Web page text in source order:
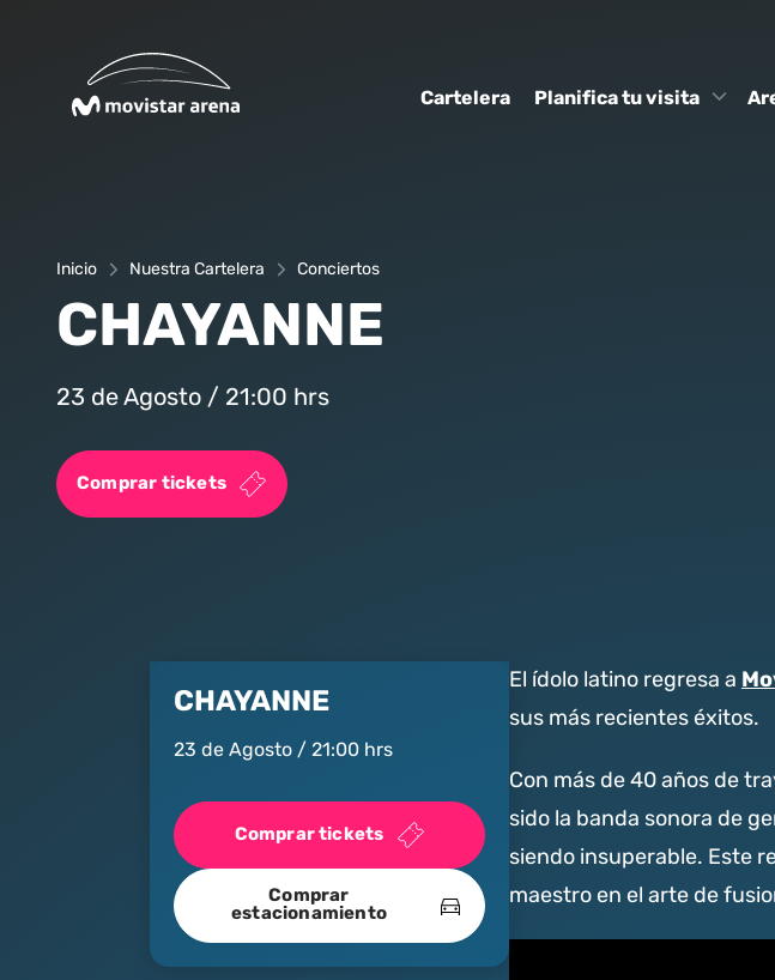
Cartelera Planifica tu visita
Inicio Nuestra Cartelera Conciertos
CHAYANNE
23 de Agosto / 21:00 hrs
Comprar tickets
CHAYANNE
23 de Agosto / 21:00 hrs
Comprar tickets
Comprar
estacionamiento
El ídolo latino regresa a
sus más recientes éxitos.
Con más de 40 años de
sido la banda sonora de
siendo insuperable. Este
maestro en el arte de